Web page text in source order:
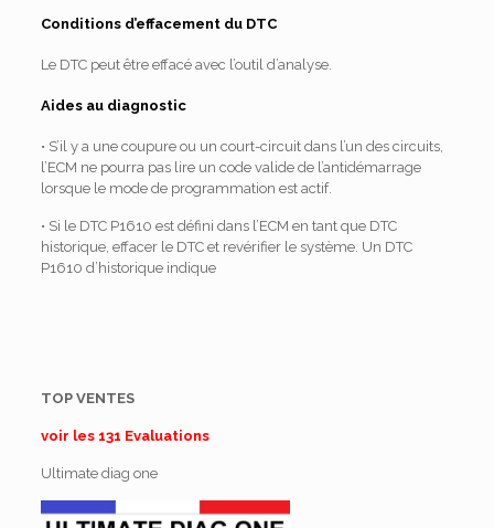
Conditions d’effacement du DTC
Le DTC peut être effacé avec l’outil d’analyse.
Aides au diagnostic
• S’il y a une coupure ou un court-circuit dans l’un des circuits,
l’ECM ne pourra pas lire un code valide de l’antidémarrage
lorsque le mode de programmation est actif.
• Si le DTC P1610 est défini dans l’ECM en tant que DTC
historique, effacer le DTC et revérifier le système. Un DTC
P1610 d’historique indique
TOP VENTES
voir les 131 Evaluations
Ultimate diag one